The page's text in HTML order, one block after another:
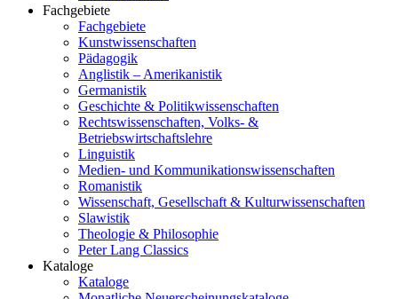
Fachgebiete
Fachgebiete
Kunstwissenschaften
Pädagogik
Anglistik – Amerikanistik
Germanistik
Geschichte & Politikwissenschaften
Rechtswissenschaften, Volks- &
Betriebswirtschaftslehre
Linguistik
Medien- und Kommunikationswissenschaften
Romanistik
Wissenschaft, Gesellschaft & Kulturwissenschaften
Slawistik
Theologie & Philosophie
Peter Lang Classics
Kataloge
Kataloge